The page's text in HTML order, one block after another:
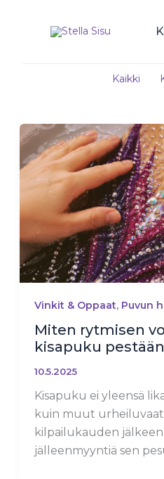
Kaikki
Vinkit & Oppaat, Puvun
Miten rytmisen
kisapuku
10.5.2025
Kisapuku ei yleensä
kuin muut
kilpailukauden
jälleenmyyntiä sen